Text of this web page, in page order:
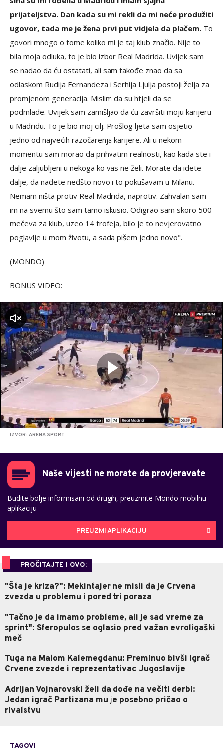
prijateljstva. Dan kada su mi rekli da mi neće produžiti
ugovor, tada me je žena prvi put vidjela da plačem. To
govori mnogo o tome koliko mi je taj klub značio. Nije to
bila moja odluka, to je bio izbor Real Madrida. Uvijek sam
se nadao da ću ostatati, ali sam takođe znao da sa
odlaskom Rudija Fernandeza i Serhija Ljulja postoji želja za
promjenom generacija. Mislim da su htjeli da se
podmlade. Uvijek sam zamišljao da ću završiti moju karijeru
u Madridu. To je bio moj cilj. Prošlog ljeta sam osjetio
jedno od najvećih razočarenja karijere. Ali u nekom
momentu sam morao da prihvatim realnosti, kao kada ste i
dalje zaljubljeni u nekoga ko vas ne želi. Morate da idete
dalje, da nađete neđšto novo i to pokušavam u Milanu.
Nemam ništa protiv Real Madrida, naprotiv. Zahvalan sam
im na svemu što sam tamo iskusio. Odigrao sam skoro 500
mečeva za klub, uzeo 14 trofeja, bilo je to nevjerovatno
poglavlje u mom životu, a sada pišem jedno novo".
(MONDO)
BONUS VIDEO:
IZVOR: ARENA SPORT
Naše vijesti ne morate da provjeravate
Budite bolje informisani od drugih, preuzmite Mondo mobilnu
aplikaciju
PREUZMI APLIKACIJU
PROČITAJTE I OVO:
"Šta je kriza?": Mekintajer ne misli da je Crvena
zvezda u problemu i pored tri poraza
"Tačno je da imamo probleme, ali je sad vreme za
sprint": Sferopulos se oglasio pred važan evroligaški
meč
Tuga na Malom Kalemegdanu: Preminuo bivši igrač
Crvene zvezde i reprezentativac Jugoslavije
Adrijan Vojnarovski želi da dođe na večiti derbi:
Jedan igrač Partizana mu je posebno pričao o
rivalstvu
TAGOVI